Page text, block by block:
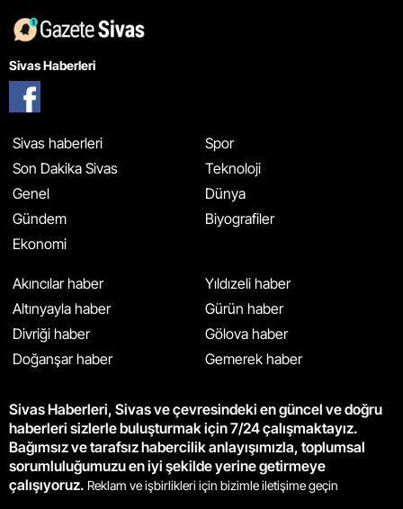
Sivas Haberleri
Sivas haberleri
Son Dakika Sivas
Genel
Gündem
Ekonomi
Spor
Teknoloji
Dünya
Biyografiler
Akıncılar haber
Altınyayla haber
Divriği haber
Doğanşar haber
Yıldızeli haber
Gürün haber
Gölova haber
Gemerek haber
Sivas Haberleri, Sivas ve çevresindeki en güncel ve doğru
haberleri sizlerle buluşturmak için 7/24 çalışmaktayız.
Bağımsız ve tarafsız habercilik anlayışımızla, toplumsal
sorumluluğumuzu en iyi şekilde yerine getirmeye
çalışıyoruz. Reklam ve işbirlikleri için bizimle iletişime geçin